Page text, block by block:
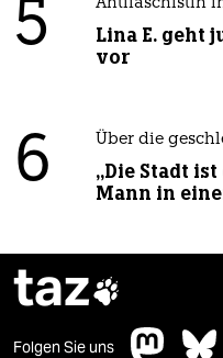
5 Antifaschistin
Lina E. geht
vor
6 Über die
„Die Stadt
Mann in
taz
Folgen Sie uns